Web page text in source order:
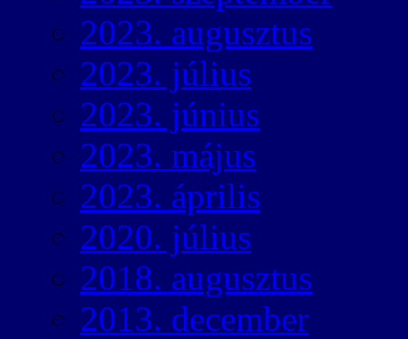
2023. augusztus
2023. július
2023. június
2023. május
2023. április
2020. július
2018. augusztus
2013. december